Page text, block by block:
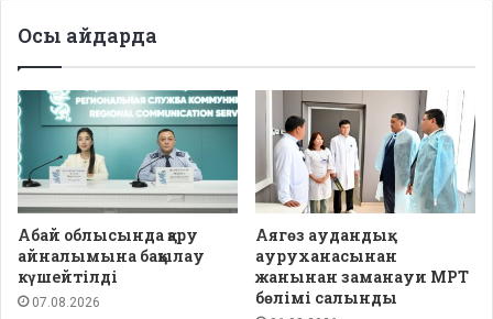
Осы айдарда
Абай облысында қару
айналымына бақылау
күшейтілді
07.08.2026
Аягөз аудандық
ауруханасынан
жанынан заманауи МРТ
бөлімі салынды